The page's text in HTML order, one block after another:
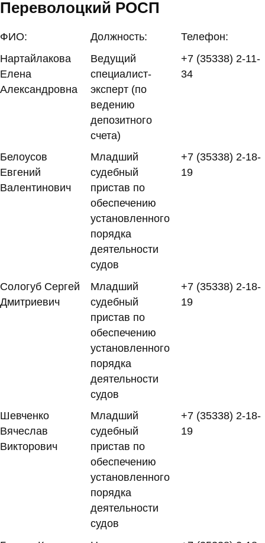
Переволоцкий РОСП
ФИО: Должность:
Телефон:
Нартайлакова
Елена
Александровна
Ведущий
специалист-
эксперт (по
ведению
депозитного
счета)
+7 (35338) 2-11-
34
Белоусов
Евгений
Валентинович
Младший
судебный
пристав по
обеспечению
установленного
порядка
деятельности
судов
+7 (35338) 2-18-
19
Сологуб Сергей
Дмитриевич
Младший
судебный
пристав по
обеспечению
установленного
порядка
деятельности
судов
+7 (35338) 2-18-
19
Шевченко
Вячеслав
Викторович
Младший
судебный
пристав по
обеспечению
установленного
порядка
деятельности
судов
+7 (35338) 2-18-
19